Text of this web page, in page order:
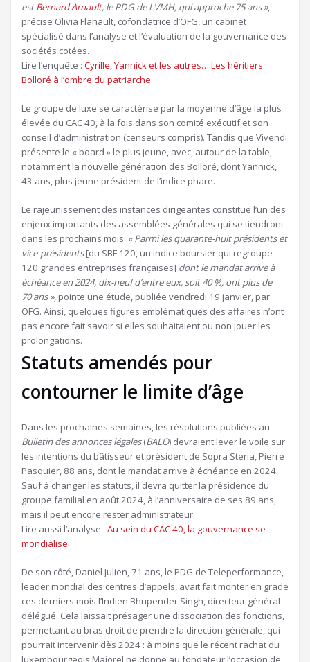
estBernard Arnault, le PDG de LVMH, qui approche 75 ans »,
précise Olivia Flahault, cofondatrice d’OFG, un cabinet
spécialisé dans l’analyse et l’évaluation de la gouvernance des
sociétés cotées.
Lire l’enquête : Article
réservé
nos
abonnés
Cyrille, Yannick et les autres… Les héritiers
Bolloré à l’ombre du patriarche
Le groupe de luxe se caractérise par la moyenne d’âge la plus
élevée du CAC 40, à la fois dans son comité exécutif et son
conseil d’administration (censeurs compris). Tandis que Vivendi
présente le « board » le plus jeune, avec, autour de la table,
notamment la nouvelle génération des Bolloré, dont Yannick,
43 ans, plus jeune président de l’indice phare.
Le rajeunissement des instances dirigeantes constitue l’un des
enjeux importants des assemblées générales qui se tiendront
dans les prochains mois. « Parmi les quarante-huit présidents et
vice-présidents[du SBF 120, un indice boursier qui regroupe
120 grandes entreprises françaises] dont le mandat arrive à
échéance en 2024, dix-neuf d’entre eux, soit 40 %, ont plus de
70 ans », pointe une étude, publiée vendredi 19 janvier, par
OFG. Ainsi, quelques figures emblématiques des affaires n’ont
pas encore fait savoir si elles souhaitaient ou non jouer les
prolongations.
Statuts amendés pour
contourner le limite d’âge
Dans les prochaines semaines, les résolutions publiées au
Bulletin des annonces légales(BALO) devraient lever le voile sur
les intentions du bâtisseur et président de Sopra Steria, Pierre
Pasquier, 88 ans, dont le mandat arrive à échéance en 2024.
Sauf à changer les statuts, il devra quitter la présidence du
groupe familial en août 2024, à l’anniversaire de ses 89 ans,
mais il peut encore rester administrateur.
Lire aussi l’analyse : Article
nos
abonnés
Au sein du CAC 40, la gouvernance se
mondialise
De son côté, Daniel Julien, 71 ans, le PDG de Teleperformance,
leader mondial des centres d’appels, avait fait monter en grade
ces derniers mois l’Indien Bhupender Singh, directeur général
délégué. Cela laissait présager une dissociation des fonctions,
permettant au bras droit de prendre la direction générale, qui
pourrait intervenir dès 2024 : à moins que le récent rachat du
luxembourgeois Majorel ne donne au fondateur l’occasion de